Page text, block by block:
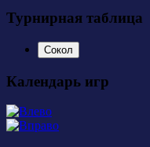
Турнирная таблица
Сокол
Календарь игр